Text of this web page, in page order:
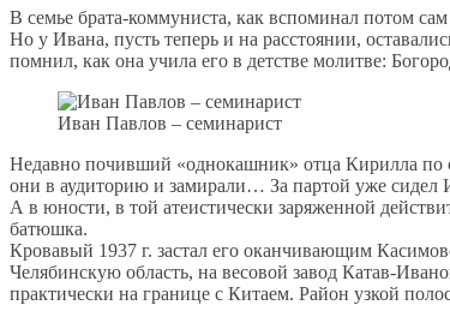
В семье брата-коммуниста, как вспоминал потом
Но у Ивана, пусть теперь и на расстоянии,
помнил, как она учила его в детстве молитве:
Иван Павлов – семинарист
Недавно почивший «однокашник» отца Кирилла по
они в аудиторию и замирали… За партой уже сидел
А в юности, в той атеистически заряженной
батюшка.
Кровавый 1937 г. застал его оканчивающим
Челябинскую область, на весовой завод Катав-
практически на границе с Китаем. Район узкой